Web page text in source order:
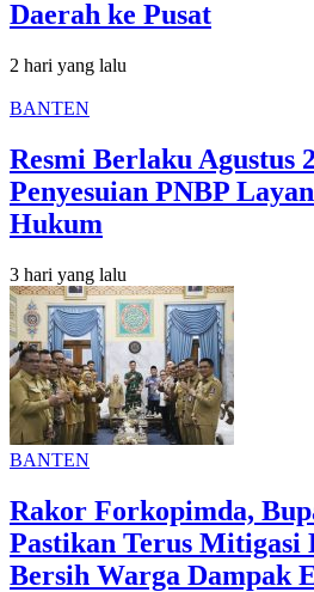
Daerah ke Pusat
2 hari yang lalu
BANTEN
Resmi Berlaku Agustus
Penyesuian PNBP
Hukum
3 hari yang lalu
BANTEN
Rakor Forkopimda,
Pastikan Terus
Bersih Warga Dampak